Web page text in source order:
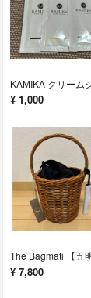
¥ 1,000
¥ 7,800